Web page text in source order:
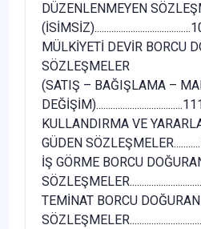
DÜZENLENMEYEN
MÜLKİYETİ DEVİR BORCU
SÖZLEŞMELER
(SATIŞ – BAĞIŞLAMA –
KULLANDIRMA VE
GÜDEN
İŞ GÖRME BORCU
TEMİNAT BORCU DOĞURAN